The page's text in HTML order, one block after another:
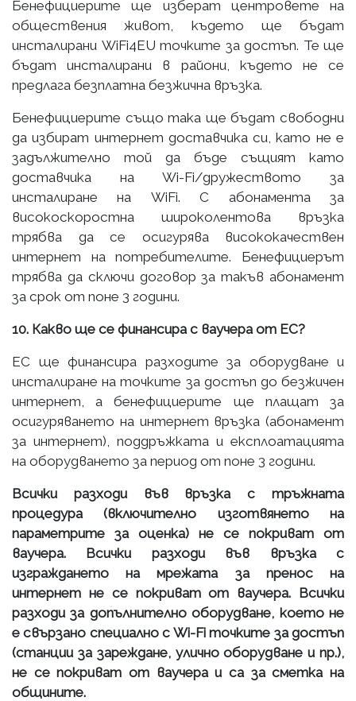
Бенефициерите ще изберат центровете на
обществения живот, където ще бъдат
инсталирани WiFi4EU точките за достъп. Те ще
бъдат инсталирани в райони, където не се
предлага безплатна безжична връзка.
Бенефициерите също така ще бъдат свободни
да избират интернет доставчика си, като не е
задължително той да бъде същият като
доставчика на Wi-Fi/дружеството за
инсталиране на WiFi. С абонамента за
високоскоростна широколентова връзка
трябва да се осигурява висококачествен
интернет на потребителите. Бенефициерът
трябва да сключи договор за такъв абонамент
за срок от поне 3 години.
10. Какво ще се финансира с ваучера от ЕС?
ЕС ще финансира разходите за оборудване и
инсталиране на точките за достъп до безжичен
интернет, а бенефициерите ще плащат за
осигуряването на интернет връзка (абонамент
за интернет), поддръжката и експлоатацията
на оборудването за период от поне 3 години.
Всички разходи във връзка с тръжната
процедура (включително изготвянето на
параметрите за оценка) не се покриват от
ваучера. Всички разходи във връзка с
изграждането на мрежата за пренос на
интернет не се покриват от ваучера. Всички
разходи за допълнително оборудване, което не
е свързано специално с Wi-Fi точките за достъп
(станции за зареждане, улично оборудване и пр.),
не се покриват от ваучера и са за сметка на
общините.